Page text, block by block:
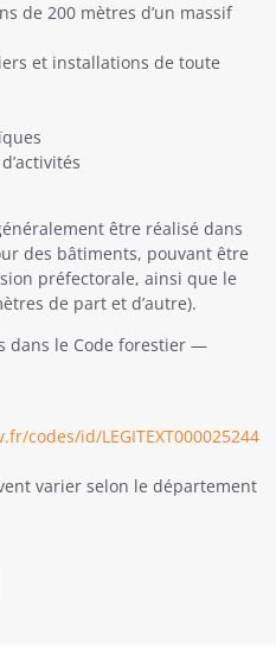
de 200 mètres d’un massif
et installations de toute
être réalisé dans
des bâtiments, pouvant être
préfectorale, ainsi que le
de part et d’autre).
dans le Code forestier —
codes/id/LEGITEXT000025244
varier selon le département